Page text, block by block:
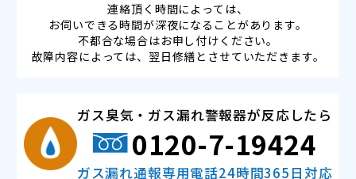
連絡頂く時間によっては、
お伺いできる時間が深夜になることがあります。
不都合な場合はお申し付けください。
故障内容によっては、翌日修繕とさせていただきます。
ガス臭気・ガス漏れ警報器が反応したら
0120-7-19424
ガス漏れ通報専用電話24時間365日対応